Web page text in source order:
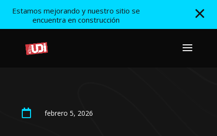
Estamos mejorando y nuestro sitio se
encuentra en construcción
 febrero 5, 2026